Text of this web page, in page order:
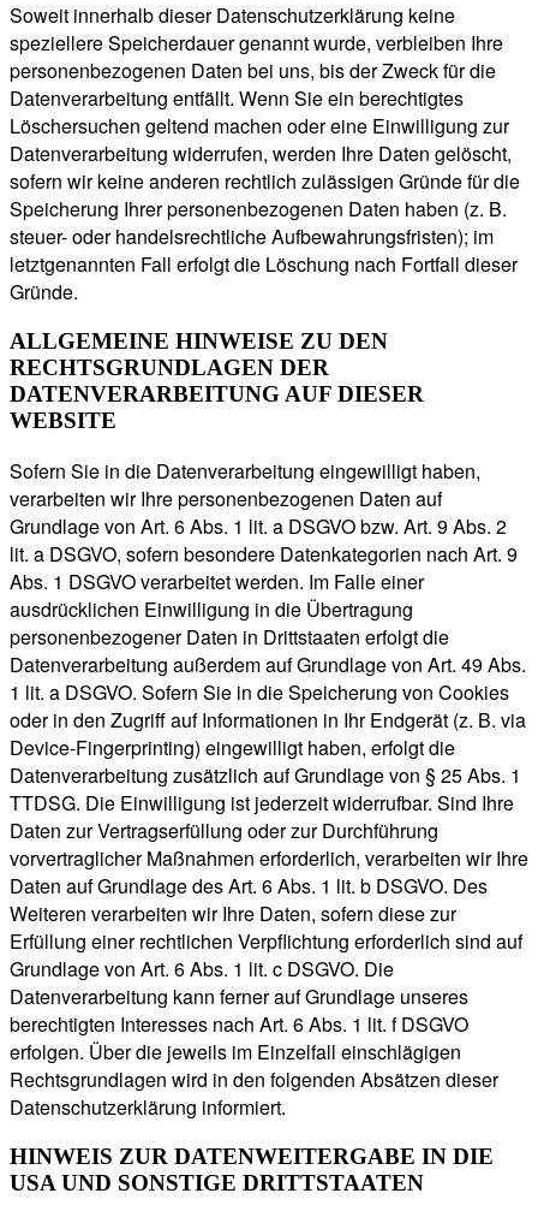
Soweit innerhalb dieser Datenschutzerklärung keine
speziellere Speicherdauer genannt wurde, verbleiben Ihre
personenbezogenen Daten bei uns, bis der Zweck für die
Datenverarbeitung entfällt. Wenn Sie ein berechtigtes
Löschersuchen geltend machen oder eine Einwilligung zur
Datenverarbeitung widerrufen, werden Ihre Daten gelöscht,
sofern wir keine anderen rechtlich zulässigen Gründe für die
Speicherung Ihrer personenbezogenen Daten haben (z. B.
steuer- oder handelsrechtliche Aufbewahrungsfristen); im
letztgenannten Fall erfolgt die Löschung nach Fortfall dieser
Gründe.
ALLGEMEINE HINWEISE ZU DEN
RECHTSGRUNDLAGEN DER
DATENVERARBEITUNG AUF DIESER
WEBSITE
Sofern Sie in die Datenverarbeitung eingewilligt haben,
verarbeiten wir Ihre personenbezogenen Daten auf
Grundlage von Art. 6 Abs. 1 lit. a DSGVO bzw. Art. 9 Abs. 2
lit. a DSGVO, sofern besondere Datenkategorien nach Art. 9
Abs. 1 DSGVO verarbeitet werden. Im Falle einer
ausdrücklichen Einwilligung in die Übertragung
personenbezogener Daten in Drittstaaten erfolgt die
Datenverarbeitung außerdem auf Grundlage von Art. 49 Abs.
1 lit. a DSGVO. Sofern Sie in die Speicherung von Cookies
oder in den Zugriff auf Informationen in Ihr Endgerät (z. B. via
Device-Fingerprinting) eingewilligt haben, erfolgt die
Datenverarbeitung zusätzlich auf Grundlage von § 25 Abs. 1
TTDSG. Die Einwilligung ist jederzeit widerrufbar. Sind Ihre
Daten zur Vertragserfüllung oder zur Durchführung
vorvertraglicher Maßnahmen erforderlich, verarbeiten wir Ihre
Daten auf Grundlage des Art. 6 Abs. 1 lit. b DSGVO. Des
Weiteren verarbeiten wir Ihre Daten, sofern diese zur
Erfüllung einer rechtlichen Verpflichtung erforderlich sind auf
Grundlage von Art. 6 Abs. 1 lit. c DSGVO. Die
Datenverarbeitung kann ferner auf Grundlage unseres
berechtigten Interesses nach Art. 6 Abs. 1 lit. f DSGVO
erfolgen. Über die jeweils im Einzelfall einschlägigen
Rechtsgrundlagen wird in den folgenden Absätzen dieser
Datenschutzerklärung informiert.
HINWEIS ZUR DATENWEITERGABE IN DIE
USA UND SONSTIGE DRITTSTAATEN